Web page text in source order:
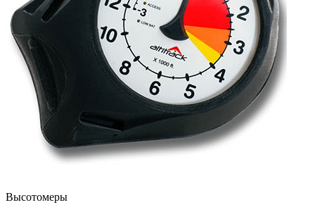
Высотомеры